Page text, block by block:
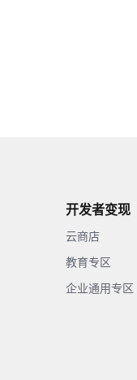
开发者变现
云商店
教育专区
企业通用专区